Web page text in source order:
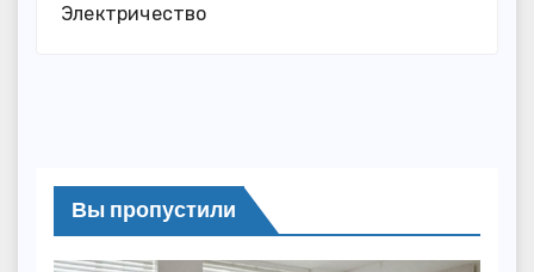
Электричество
Вы пропустили